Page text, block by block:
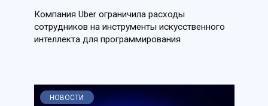
Компания Uber ограничила расходы
сотрудников на инструменты искусственного
интеллекта для программирования
НОВОСТИ